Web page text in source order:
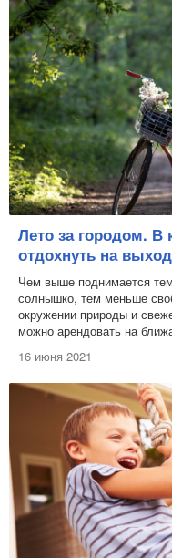
Лето за городом. В
отдохнуть на
Чем выше поднимается
солнышко, тем меньше
окружении природы и
можно арендовать на
16 июня 2021